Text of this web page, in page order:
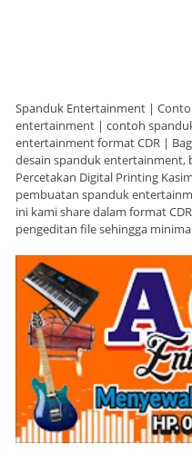
Spanduk Entertainment |
entertainment | contoh
entertainment format CDR |
desain spanduk entertainment,
Percetakan Digital Printing
pembuatan spanduk
ini kami share dalam format
pengeditan file sehingga